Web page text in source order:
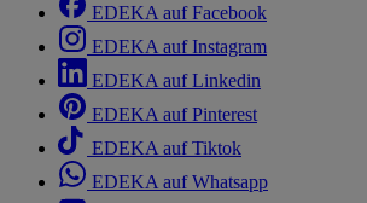
EDEKA auf Facebook
EDEKA auf Instagram
EDEKA auf Linkedin
EDEKA auf Pinterest
EDEKA auf Tiktok
EDEKA auf Whatsapp